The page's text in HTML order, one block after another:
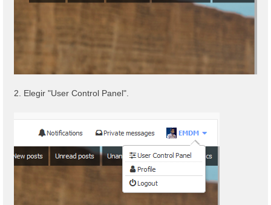
2. Elegir "User Control Panel".